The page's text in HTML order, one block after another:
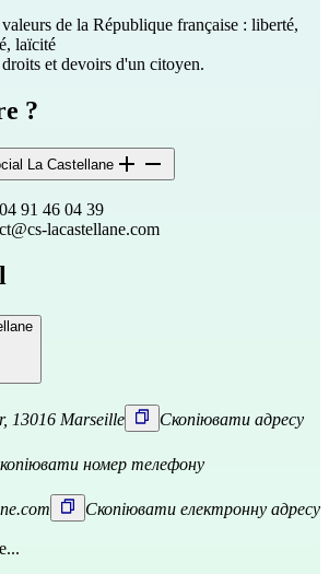
de la République française : liberté,
laïcité
et devoirs d'un citoyen.
?
La Castellane
91 46 04 39
lacastellane.com
13016 Marseille Скопіювати адресу
номер телефону
Скопіювати електронну адресу